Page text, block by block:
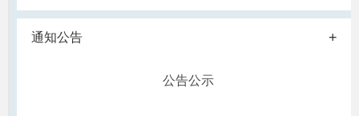
通知公告 +
公告公示